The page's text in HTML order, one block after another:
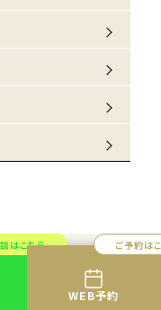
はこちら ご予約は
WEB予約
カウンセリング